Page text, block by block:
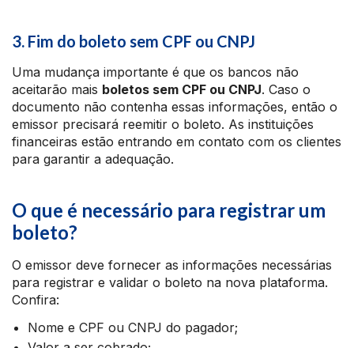
3. Fim do boleto sem CPF ou CNPJ
Uma mudança importante é que os bancos não
aceitarão mais boletos sem CPF ou CNPJ. Caso o
documento não contenha essas informações, então o
emissor precisará reemitir o boleto. As instituições
financeiras estão entrando em contato com os clientes
para garantir a adequação.
O que é necessário para registrar um
boleto?
O emissor deve fornecer as informações necessárias
para registrar e validar o boleto na nova plataforma.
Confira:
Nome e CPF ou CNPJ do pagador;